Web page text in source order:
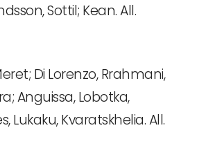
Sottil; Kean. All.
Di Lorenzo, Rrahmani,
Anguissa, Lobotka,
Lukaku, Kvaratskhelia. All.